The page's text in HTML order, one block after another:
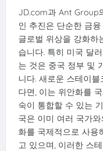
JD.com과 Ant Group
인 추진은 단순한 금
글로벌 위상을 강화하
습니다. 특히 미국 달
는 것은 중국 정부 및
니다. 새로운 스테이
다면, 이는 위안화를
숙이 통합할 수 있는
국은 이미 여러 국가
화를 국제적으로 사용
고 있으며, 이러한 스